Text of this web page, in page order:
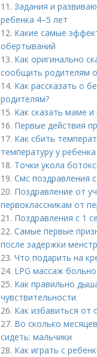
11. Задания и
ребенка 4–5 лет
12. Какие самые
обертываний
13. Как оригинально
сообщить родителям
14. Как рассказать о
родителям?
15. Как сказать маме
16. Первые действия
17. Как сбить
температуру у
18. Точки укола
19. Смс поздравления
20. Поздравление от
первоклассникам от
21. Поздравления с 1
22. Самые первые
после задержки
23. Что подарить на
24. LPG массаж
25. Как правильно
чувствительности
26. Как избавиться
27. Во сколько
сидеть: мальчики
28. Как играть с